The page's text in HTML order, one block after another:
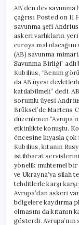
AB’den dev
çağrısı Posted on
savunma şefi
askeri varlıkların
euroya mal
(AB) savunma
Savunma Birliği”
Kubilius, “Benim
da AB üyesi
katılabilmeli” dedi.
sorumlu üyesi
Brüksel’de Martens
düzenlenen
etkinlikte konuştu.
öncesine kıyasla
Kubilius, kıtanın
istihbarat
yönelik muhtemel bir
ve Ukrayna’ya silah
tehditlerle karşı
Avrupa’dan askeri
bölgelere kaydırma
olmasını da kıtanın
gösterdi. Avrupa’nın